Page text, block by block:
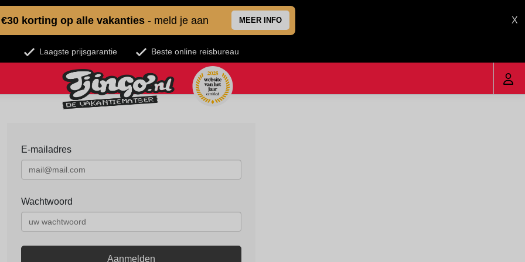
€30 korting op alle vakanties - meld je aan MEER INFO X
Laagste prijsgarantie Beste online reisbureau
E-mailadres
Wachtwoord
Aanmelden